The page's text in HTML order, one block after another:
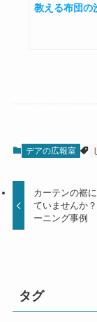
教える布団の
デアの広報室
カーテンの裾
ていませんか
ーニング事例
タグ